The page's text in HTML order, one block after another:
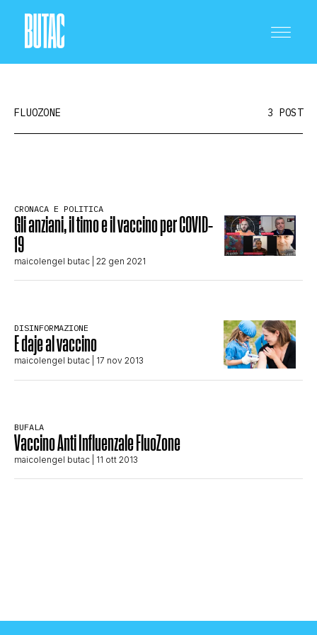
SCIENZA E TECNOLOGIA
SALUTE E MEDICINA
STORIA E CITAZIONI
COMPLOTTI, LEGGENDE URBANE ED
FLUOZONE 3 POST
CRONACA E POLITICA
Gli anziani, il timo e il vaccino per COVID-
19
maicolengel butac | 22 gen 2021
DISINFORMAZIONE
E daje al vaccino
maicolengel butac | 17 nov 2013
BUFALA
Vaccino Anti Influenzale FluoZone
maicolengel butac | 11 ott 2013